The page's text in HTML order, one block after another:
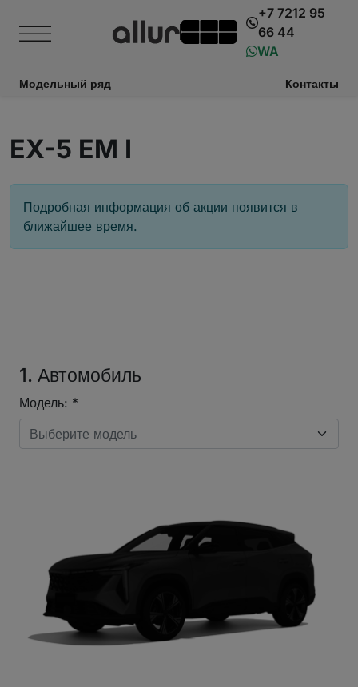
+7 7212 95
66 44
WA
Модельный ряд Контакты
EX-5 EM I
Подробная информация об акции появится в
ближайшее время.
1. Автомобиль
Модель: *
Выберите модель